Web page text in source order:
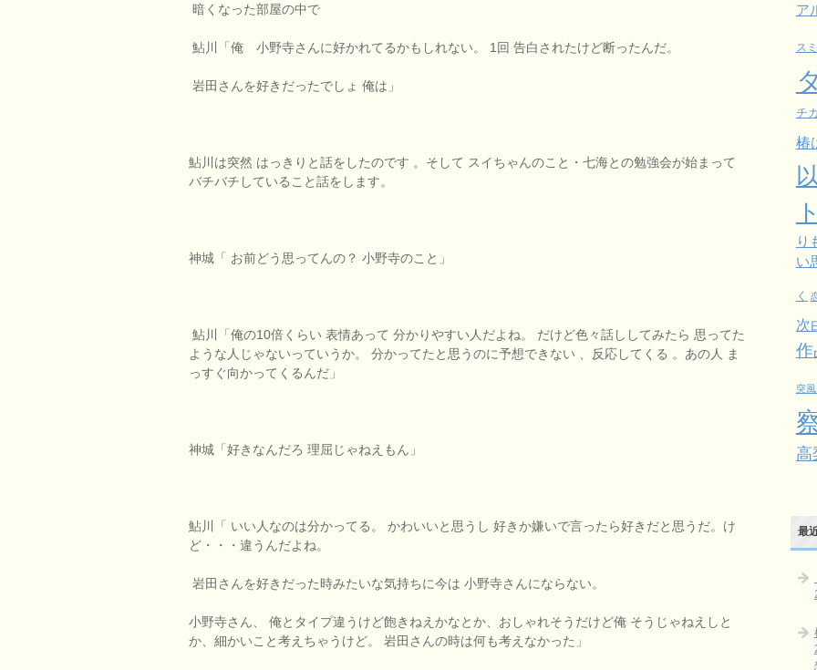
暗くなった部屋の中で
鮎川「俺 小野寺さんに好かれてるかもしれない。 1回 告白されたけど断ったんだ。
岩田さんを好きだったでしょ 俺は」
鮎川は突然 はっきりと話をしたのです 。そして スイちゃんのこと・七海との勉強会が始まって
バチバチしていること話をします。
神城「 お前どう思ってんの？ 小野寺のこと」
鮎川「俺の10倍くらい 表情あって 分かりやすい人だよね。 だけど色々話ししてみたら 思ってた
ような人じゃないっていうか。 分かってたと思うのに予想できない 、反応してくる 。あの人 ま
っすぐ向かってくるんだ」
神城「好きなんだろ 理屈じゃねえもん」
鮎川「 いい人なのは分かってる。 かわいいと思うし 好きか嫌いで言ったら好きだと思うだ。け
ど・・・違うんだよね。
岩田さんを好きだった時みたいな気持ちに今は 小野寺さんにならない。
小野寺さん、 俺とタイプ違うけど飽きねえかなとか、おしゃれそうだけど俺 そうじゃねえしと
か、細かいこと考えちゃうけど。 岩田さんの時は何も考えなかった」
ア
ス
チ
椿
り
い
く
次
作
突
高
最